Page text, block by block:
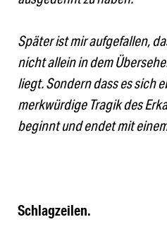
Später ist mir aufgefallen,
nicht allein in dem
liegt. Sondern dass es sich
merkwürdige Tragik des
beginnt und endet mit
Schlagzeilen.